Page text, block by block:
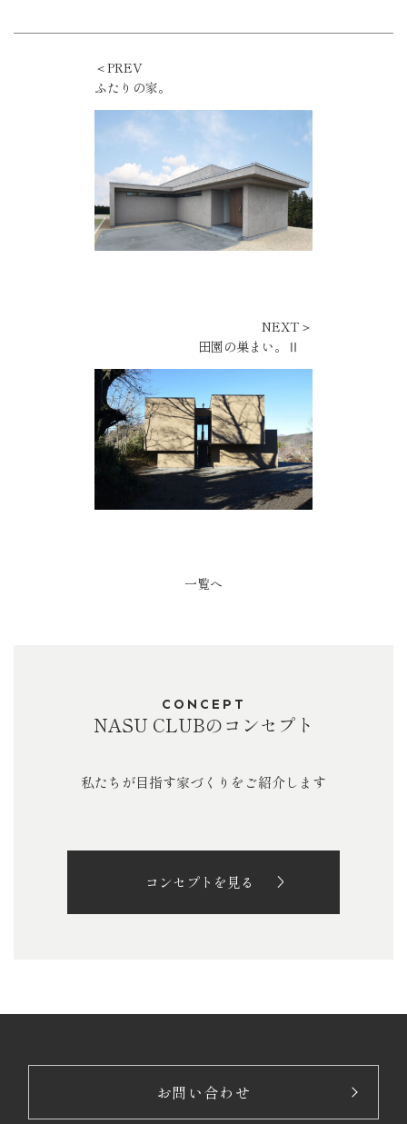
＜PREV
ふたりの家。
NEXT＞
田園の巣まい。Ⅱ
一覧へ
CONCEPT
NASU CLUBのコンセプト
私たちが目指す家づくりをご紹介します
コンセプトを見る
お問い合わせ